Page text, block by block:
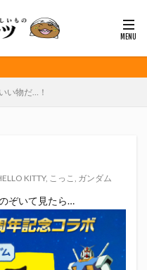
い物だ…！
KITTY, こっこ , ガンダム
ぞいて見たら…
浜松餃子
ぎパイ
うなぎ芋
こっこ
ちびまる子
みともさん